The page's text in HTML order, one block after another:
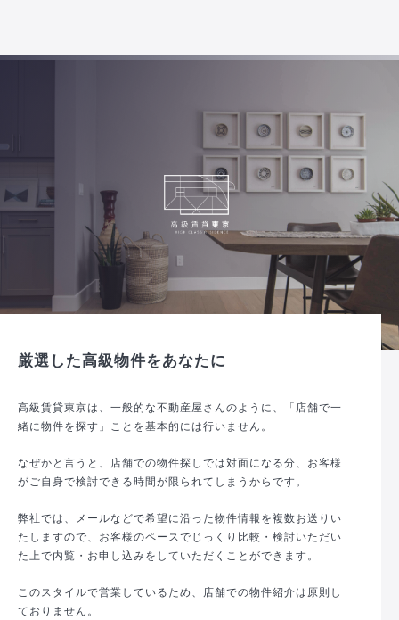
厳選した高級物件をあなたに
高級賃貸東京は、一般的な不動産屋さんのように、「店舗で一
緒に物件を探す」ことを基本的には行いません。
なぜかと言うと、店舗での物件探しでは対面になる分、お客様
がご自身で検討できる時間が限られてしまうからです。
弊社では、メールなどで希望に沿った物件情報を複数お送りい
たしますので、お客様のペースでじっくり比較・検討いただい
た上で内覧・お申し込みをしていただくことができます。
このスタイルで営業しているため、店舗での物件紹介は原則し
ておりません。